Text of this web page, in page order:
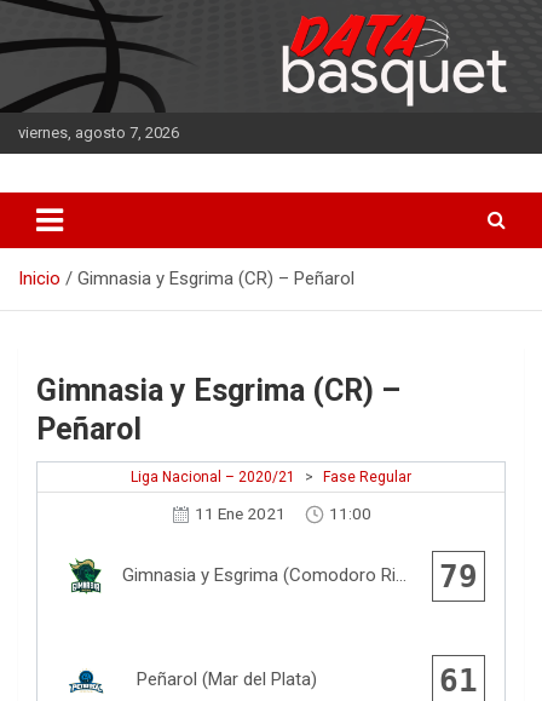
Saltar
al
contenido
viernes, agosto 7, 2026
DATA Basquet
Inicio Gimnasia y Esgrima (CR) – Peñarol
Gimnasia y Esgrima (CR) –
Peñarol
Liga Nacional – 2020/21 > Fase Regular
11 Ene 2021 11:00
Gimnasia y Esgrima (Comodoro Rivadavia) 79
Peñarol (Mar del Plata) 61